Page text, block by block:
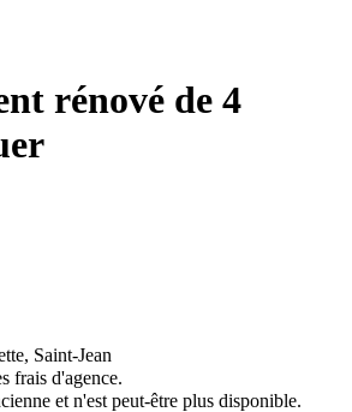
rénové de 4
Saint-Jean
frais d'agence.
et n'est peut-être plus disponible.